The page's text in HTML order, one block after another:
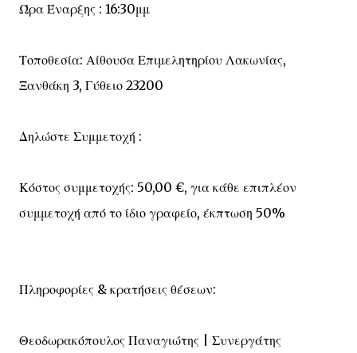
Ώρα Έναρξης : 16:30μμ
Τοποθεσία: Αίθουσα Επιμελητηρίου Λακωνίας,
Ξανθάκη 3, Γύθειο 23200
Δηλώστε Συμμετοχή :
Κόστος συμμετοχής: 50,00 €, για κάθε επιπλέον
συμμετοχή από το ίδιο γραφείο, έκπτωση 50%
Πληροφορίες & κρατήσεις θέσεων:
Θεοδωρακόπουλος Παναγιώτης | Συνεργάτης